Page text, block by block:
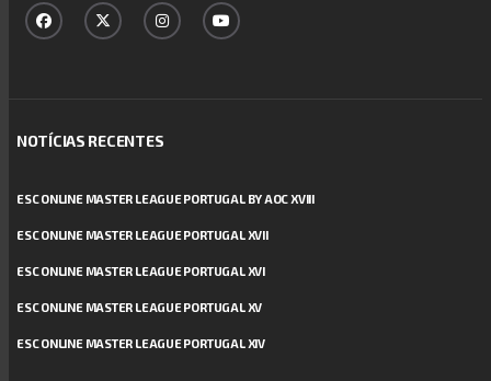
NOTÍCIAS RECENTES
ESC ONLINE MASTER LEAGUE PORTUGAL BY AOC XVIII
ESC ONLINE MASTER LEAGUE PORTUGAL XVII
ESC ONLINE MASTER LEAGUE PORTUGAL XVI
ESC ONLINE MASTER LEAGUE PORTUGAL XV
ESC ONLINE MASTER LEAGUE PORTUGAL XIV